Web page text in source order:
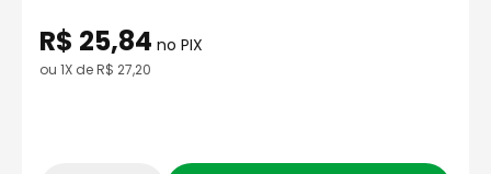
9º capacete ls2
10º race tech
R$ 25,84 no PIX
ou 1X deR$ 27,20